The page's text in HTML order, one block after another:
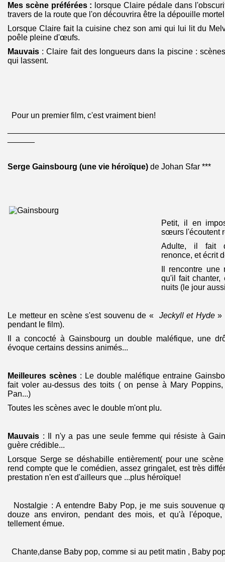
Mes scène préférées : lorsque Claire pédale dans
travers de la route que l'on découvrira être la dépouille
Lorsque Claire fait la cuisine chez son ami qui lui lit du
poêle pleine d'œufs.
Mauvais : Claire fait des longueurs dans la piscine :
qui lassent.
Pour un premier film, c'est vraiment bien!
Serge Gainsbourg (une vie héroïque) de Johan Sfar ***
Petit, il en
sœurs l'écoutent
Adulte, il fait
renonce, et écrit
Il rencontre
qu'il fait chanter,
nuits (le jour
Le metteur en scène s'est souvenu de « Jeckyll et Hyde»
pendant le film).
Il a concocté à Gainsbourg un double maléfique, une
évoque certains dessins animés...
Meilleures scènes : Le double maléfique entraine
fait voler au-dessus des toits ( on pense à Mary
Pan...)
Toutes les scènes avec le double m'ont plu.
Mauvais : Il n'y a pas une seule femme qui résiste à
guère crédible...
Lorsque Serge se déshabille entièrement( pour une
rend compte que le comédien, assez gringalet, est très
prestation n'en est d'ailleurs que ...plus héroïque!
Nostalgie : A entendre Baby Pop, je me suis souvenue
douze ans environ, pendant des mois, et qu'à l'époque,
tellement émue.
Chante,danse Baby pop, comme si au petit matin , Baby